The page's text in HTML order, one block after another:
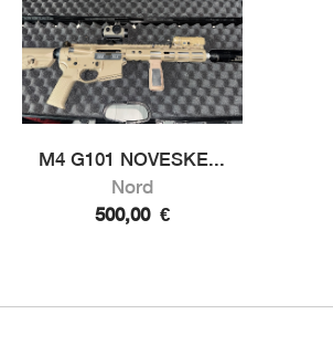
M4 G101 NOVESKE...
Nord
500,00 €